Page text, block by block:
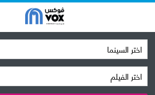
اختر السينما
اختر الفيلم